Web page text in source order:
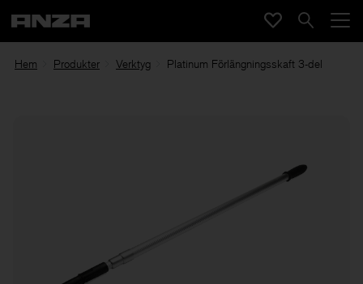
Hem Produkter Verktyg Platinum Förlängningsskaft 3-del